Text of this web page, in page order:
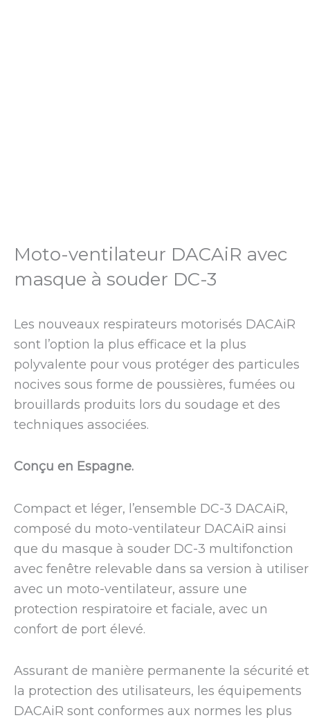
Moto-ventilateur DACAiR avec
masque à souder DC-3
Les nouveaux respirateurs motorisés DACAiR
sont l’option la plus efficace et la plus
polyvalente pour vous protéger des particules
nocives sous forme de poussières, fumées ou
brouillards produits lors du soudage et des
techniques associées.
Conçu en Espagne.
Compact et léger, l’ensemble DC-3 DACAiR,
composé du moto-ventilateur DACAiR ainsi
que du masque à souder DC-3 multifonction
avec fenêtre relevable dans sa version à utiliser
avec un moto-ventilateur, assure une
protection respiratoire et faciale, avec un
confort de port élevé.
Assurant de manière permanente la sécurité et
la protection des utilisateurs, les équipements
DACAiR sont conformes aux normes les plus